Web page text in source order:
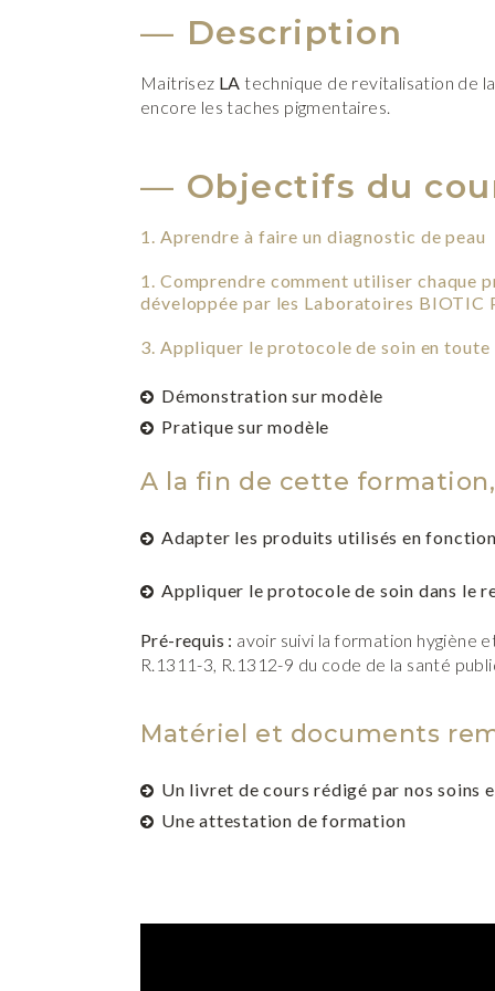
Description
Maitrisez LA technique de revitalisation de
encore les taches pigmentaires.
Objectifs du
1. Aprendre à faire un diagnostic de peau
1. Comprendre comment utiliser chaque
développée par les Laboratoires BIOTIC
3. Appliquer le protocole de soin en
Démonstration sur modèle
Pratique sur modèle
A la fin de cette formation,
Adapter les produits utilisés en
Appliquer le protocole de soin dans le
Pré-requis : avoir suivi la formation hygiène
R.1311-3, R.1312-9 du code de la santé
Matériel et documents
Un livret de cours rédigé par nos soins
Une attestation de formation